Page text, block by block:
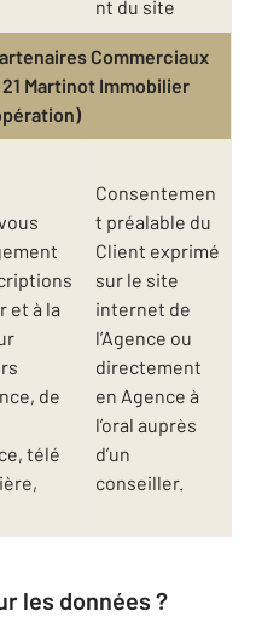
nt du site
Commerciaux
Martinot Immobilier
et à la
de
télé
Consentemen
t préalable du
Client exprimé
sur le site
internet de
l’Agence ou
directement
en Agence à
l’oral auprès
d’un
conseiller.
les données ?